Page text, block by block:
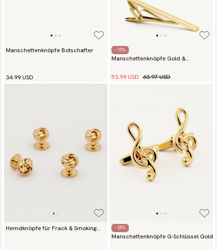
Manschettenknöpfe Botschafter
34.99 USD
- 15%
Manschettenknöpfe Gold &
53.99 USD 63.97 USD
Hemdknöpfe für Frack & Smoking
- 25%
Manschettenknöpfe G-Schlüssel Gold